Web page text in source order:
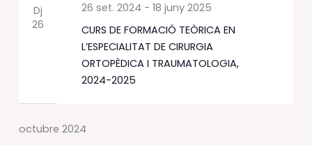
Dj
26
CURS DE FORMACIÓ TEÒRICA EN
L’ESPECIALITAT DE CIRURGIA
ORTOPÈDICA I TRAUMATOLOGIA,
2024-2025
26 set. 2024 - 18 juny 2025
octubre 2024